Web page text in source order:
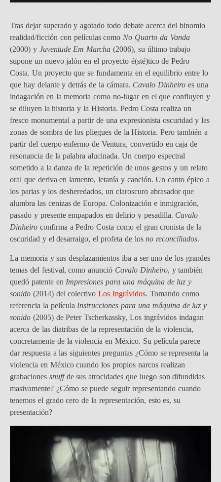
Tras dejar superado y agotado todo debate acerca del binomio
realidad/ficción con películas como No Quarto da Vanda
(2000) y Juventude Em Marcha (2006), su último trabajo
supone un nuevo jalón en el proyecto é(sté)tico de Pedro
Costa. Un proyecto que se fundamenta en el equilibrio entre lo
que hay delante y detrás de la cámara. Cavalo Dinheiro es una
indagación en la memoria como no-lugar en el que confluyen y
se diluyen la historia y la Historia. Pedro Costa realiza un
fresco monumental a partir de una expresionista oscuridad y las
zonas de sombra de los pliegues de la Historia. Pero también a
partir del cuerpo enfermo de Ventura, convertido en caja de
resonancia de la palabra alucinada. Un cuerpo espectral
sometido a la danza de la repetición de unos gestos y un relato
oral que deriva en lamento, letanía y canción. Un canto épico a
los parias y los desheredados, un claroscuro abrasador que
alumbra las cenizas de Europa. Colonización e inmigración,
pasado y presente empapados en delirio y pesadilla. Cavalo
Dinheiro confirma a Pedro Costa como el gran cronista de la
oscuridad y el desarraigo, el profeta de losno reconciliados.
La memoria y sus desplazamientos iba a ser uno de los grandes
temas del festival, como anunció Cavalo Dinheiro, y también
quedó patente en Impresiones para una máquina de luz y
sonido (2014) del colectivoLos Ingrávidos. Tomando como
referencia la película Instrucciones para una máquina de luz y
sonido (2005) de Peter Tscherkassky, Los ingrávidos indagan
acerca de las diatribas de la representación de la violencia,
concretamente de la violencia en México. Su película parece
dar respuesta a las siguientes preguntas ¿Cómo se representa la
violencia en México cuando los propios narcos realizan
grabaciones snuffde sus atrocidades que luego son difundidas
masivamente? ¿Cómo se puede seguir representando cuando
tenemos el grado cero de la representación, esto es, su
presentación?